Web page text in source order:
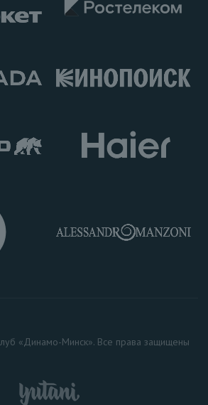
«Динамо-Минск». Все права защищены